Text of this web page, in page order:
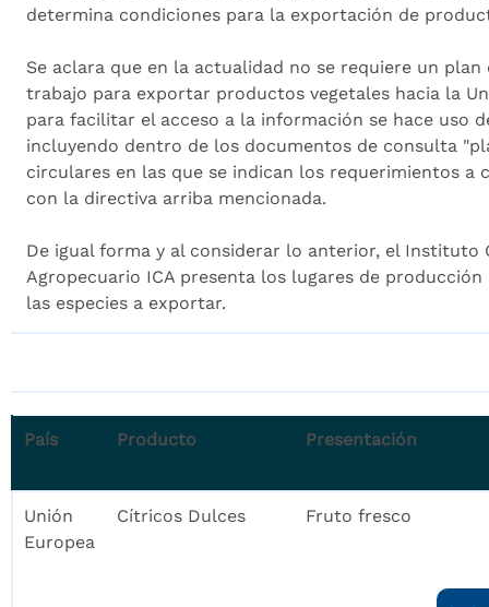
determina condiciones para la exportación de
Se aclara que en la actualidad no se requiere un plan
trabajo para exportar productos vegetales hacia la
para facilitar el acceso a la información se hace uso
incluyendo dentro de los documentos de consulta
circulares en las que se indican los requerimientos a
con la directiva arriba mencionada.
De igual forma y al considerar lo anterior, el Instituto
Agropecuario ICA presenta los lugares de
las especies a exportar.
País Producto Presentación
Unión
Europea
Cítricos Dulces Fruto fresco